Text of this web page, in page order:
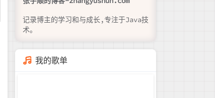
记录博主的学习和与成长,专注于Java技
我的歌单